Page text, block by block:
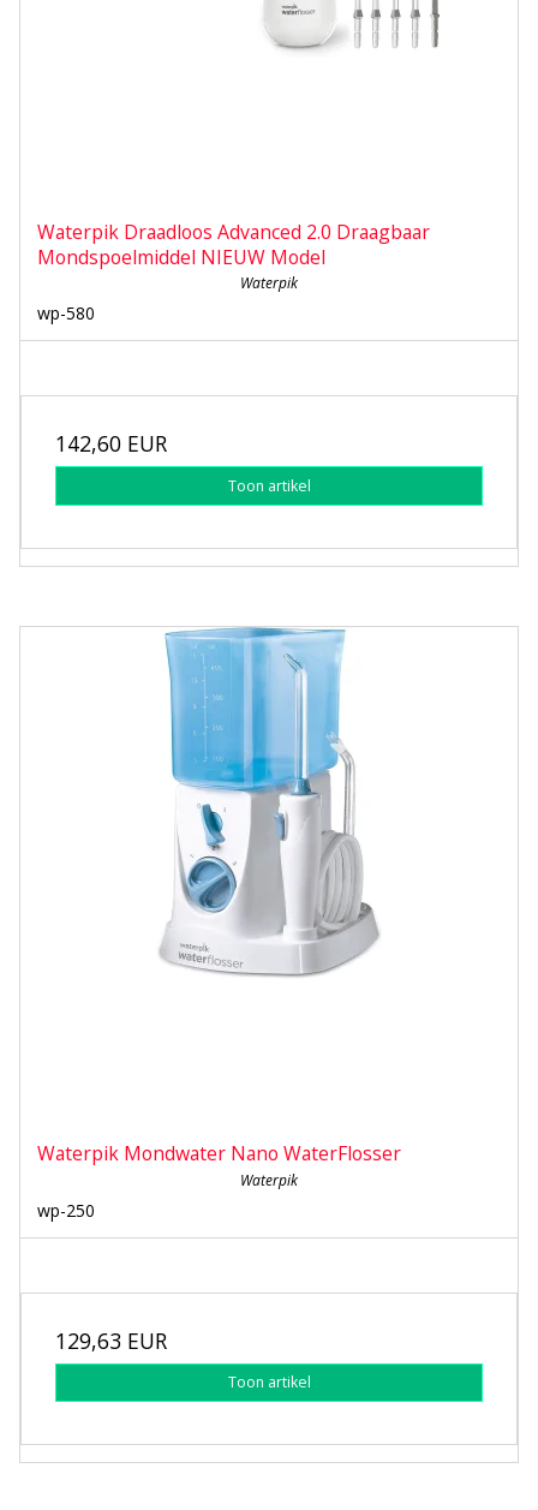
Waterpik Draadloos Advanced 2.0 Draagbaar
Mondspoelmiddel NIEUW Model
Waterpik
wp-580
142,60 EUR
Toon artikel
Waterpik Mondwater Nano WaterFlosser
Waterpik
wp-250
129,63 EUR
Toon artikel